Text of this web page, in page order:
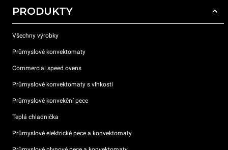
PRODUKTY
Všechny výrobky
Průmyslové konvektomaty
Commercial speed ovens
Průmyslové konvektomaty s vlhkostí
Průmyslové konvekční pece
Teplá chladnička
Průmyslové elektrické pece a konvektomaty